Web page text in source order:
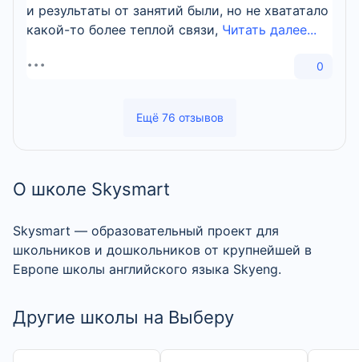
и результаты от занятий были, но не хвататало
какой-то более теплой связи, Читать далее...
0
Ещё 76 отзывов
О школе Skysmart
Skysmart — образовательный проект для
школьников и дошкольников от крупнейшей в
Европе школы английского языка Skyeng.
Другие школы на Выберу